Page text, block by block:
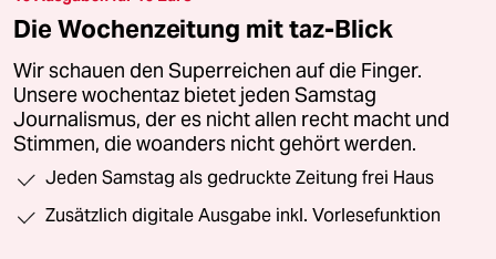
Die Wochenzeitung mit taz-Blick
Wir schauen den Superreichen auf die Finger.
Unsere wochentaz bietet jeden Samstag
Journalismus, der es nicht allen recht macht und
Stimmen, die woanders nicht gehört werden.
Jeden Samstag als gedruckte Zeitung frei Haus
Zusätzlich digitale Ausgabe inkl. Vorlesefunktion